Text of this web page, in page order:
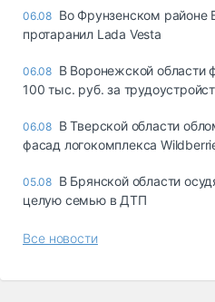
06.08 Во Фрунзенском
протаранил Lada Vesta
06.08 В Воронежской области
100 тыс. руб. за
06.08 В Тверской области
фасад логокомплекса
05.08 В Брянской области
целую семью в ДТП
Все новости